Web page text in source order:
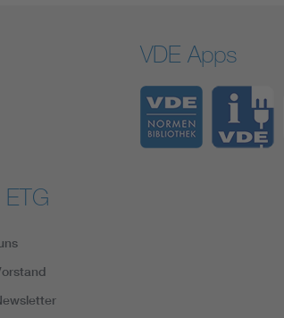
VDE Apps
ETG